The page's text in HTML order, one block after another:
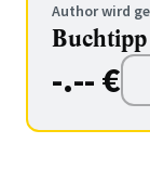
Author wird
-.-- €